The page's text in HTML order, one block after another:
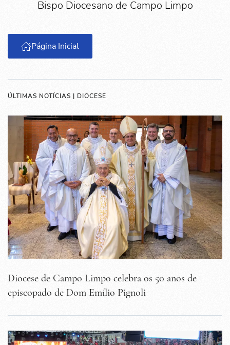
Bispo Diocesano de Campo Limpo
Página Inicial
ÚLTIMAS NOTÍCIAS | DIOCESE
Diocese de Campo Limpo celebra os 50 anos de
episcopado de Dom Emílio Pignoli